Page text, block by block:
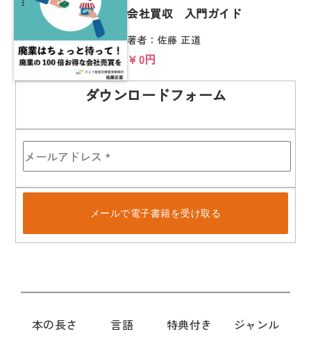
会社買収 入門ガイド
著者：佐藤 正道
￥0円
ダウンロードフォーム
メールで電子書籍を受け取る
本の長さ 言語 特典付き ジャンル